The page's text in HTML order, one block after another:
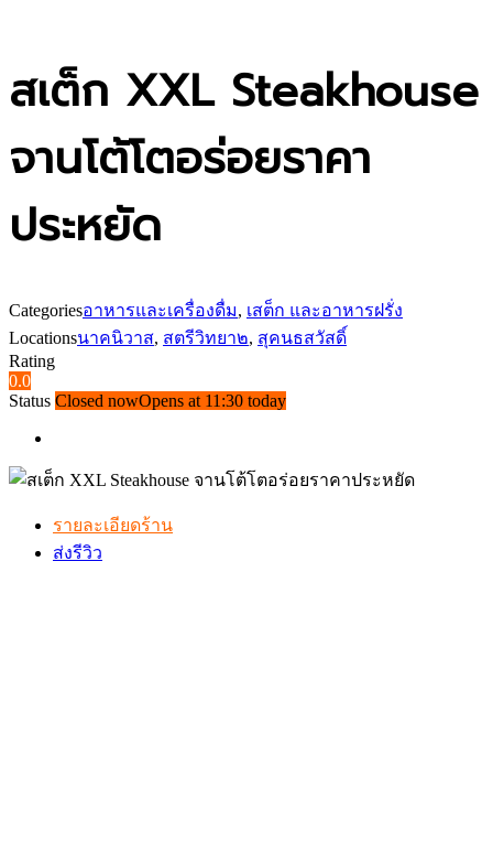
สเต็ก XXL Steakhouse
จานโต้โตอร่อยราคา
ประหยัด
Categoriesอาหารและเครื่องดื่ม, เสต็ก และอาหารฝรั่ง
Locationsนาคนิวาส, สตรีวิทยา๒, สุคนธสวัสดิ์
Rating
0.0
Status Closed nowOpens at 11:30 today
รายละเอียดร้าน
ส่งรีวิว